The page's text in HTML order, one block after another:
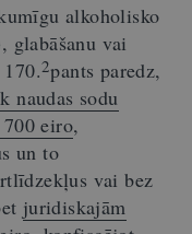
alkoholisko
glabāšanu vai
2pants paredz,
naudas sodu
eiro,
un to
vai bez
juridiskajām